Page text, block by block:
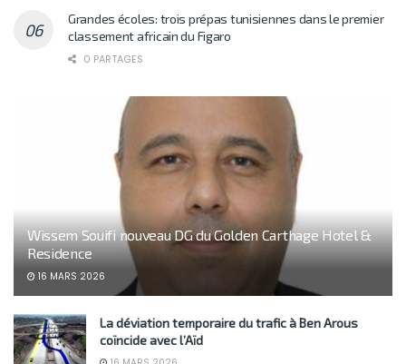
Grandes écoles: trois prépas tunisiennes dans le premier
classement africain du Figaro
0 PARTAGES
Wissem Souifi nouveau DG du Golden Carthage Hotel &
Residence
16 MARS 2026
La déviation temporaire du trafic à Ben Arous
coïncide avec l’Aïd